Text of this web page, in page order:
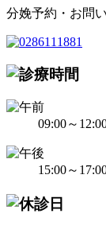
分娩予約・お問
09:00～
15:00～